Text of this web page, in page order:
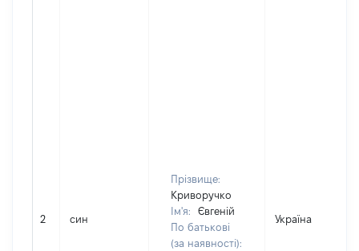
2 син
Прізвище:
Криворучко
Ім'я:
Євгеній
По батькові
(за наявності):
Україна